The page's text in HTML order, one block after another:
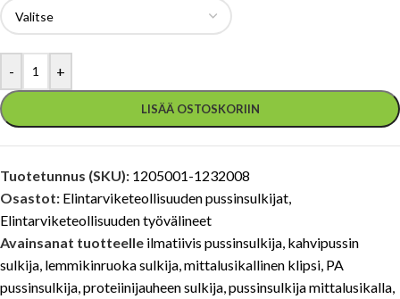
- +
LISÄÄ OSTOSKORIIN
Tuotetunnus (SKU): 1205001-1232008
Osastot: Elintarviketeollisuuden pussinsulkijat,
Elintarviketeollisuuden työvälineet
Avainsanat tuotteelle ilmatiivis pussinsulkija, kahvipussin
sulkija, lemmikinruoka sulkija,mittalusikallinen klipsi, PA
pussinsulkija,proteiinijauheen sulkija,pussinsulkija mittalusikalla,